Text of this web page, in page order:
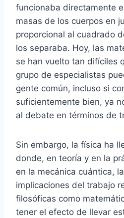
funcionaba directamente
masas de los cuerpos en
proporcional al cuadrado
los separaba. Hoy, las
se han vuelto tan difíciles
grupo de especialistas
gente común, incluso si
suficientemente bien, ya
al debate en términos de
Sin embargo, la física ha
donde, en teoría y en la
en la mecánica cuántica,
implicaciones del trabajo
filosóficas como
tener el efecto de llevar